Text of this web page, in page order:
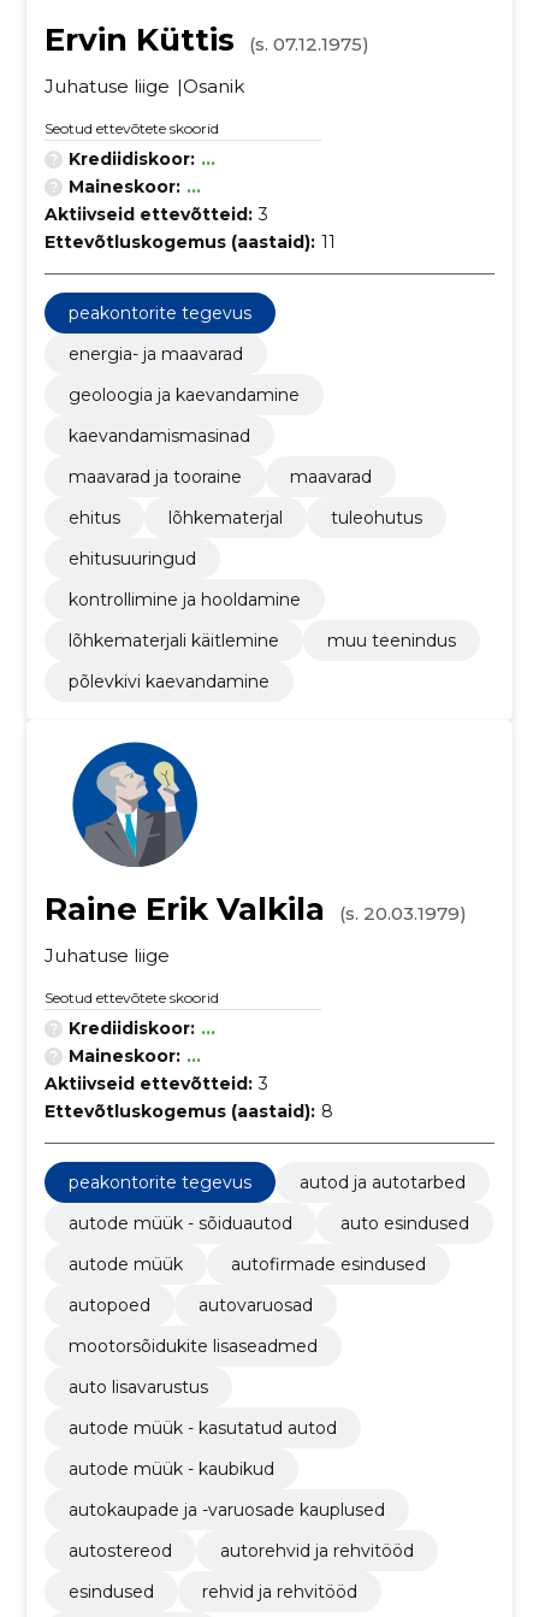
Ervin Küttis
(s. 07.12.1975)
Juhatuse liige
Osanik
Seotud ettevõtete skoorid
Krediidiskoor: ...
Maineskoor: ...
Aktiivseid ettevõtteid: 3
Ettevõtluskogemus (aastaid): 11
peakontorite tegevus
energia- ja maavarad
geoloogia ja kaevandamine
kaevandamismasinad
maavarad ja tooraine
maavarad
ehitus
lõhkematerjal
tuleohutus
ehitusuuringud
kontrollimine ja hooldamine
lõhkematerjali käitlemine
muu teenindus
põlevkivi kaevandamine
Raine Erik Valkila
(s. 20.03.1979)
Juhatuse liige
Seotud ettevõtete skoorid
Krediidiskoor: ...
Maineskoor: ...
Aktiivseid ettevõtteid: 3
Ettevõtluskogemus (aastaid): 8
peakontorite tegevus
autod ja autotarbed
autode müük - sõiduautod
auto esindused
autode müük
autofirmade esindused
autopoed
autovaruosad
mootorsõidukite lisaseadmed
auto lisavarustus
autode müük - kasutatud autod
autode müük - kaubikud
autokaupade ja -varuosade kauplused
autostereod
autorehvid ja rehvitööd
esindused
rehvid ja rehvitööd